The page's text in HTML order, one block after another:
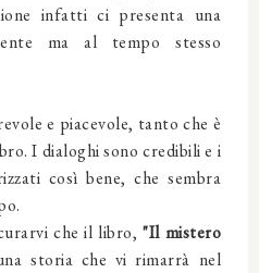
infatti ci presenta una
ma al tempo stesso
e piacevole, tanto che è
I dialoghi sono credibili e i
così bene, che sembra
che il libro, "Il mistero
storia che vi rimarrà nel